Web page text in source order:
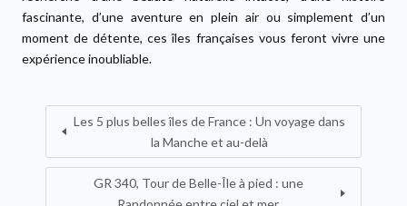
fascinante, d’une aventure en plein air ou simplement d’un
moment de détente, ces îles françaises vous feront vivre une
expérience inoubliable.
Les 5 plus belles îles de France : Un voyage dans
la Manche et au-delà
GR 340, Tour de Belle-Île à pied : une